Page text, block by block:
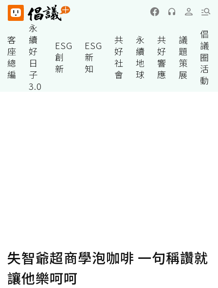
客
座
總
編
永
續
好
日
子
3.0
ESG
創
新
ESG
新
知
共
好
社
會
永
續
地
球
共
好
響
應
議
題
策
展
倡
議
圈
活
動
失智爺超商學泡咖啡 一句稱讚就
讓他樂呵呵